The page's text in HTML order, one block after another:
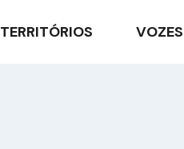
TERRITÓRIOS VOZES